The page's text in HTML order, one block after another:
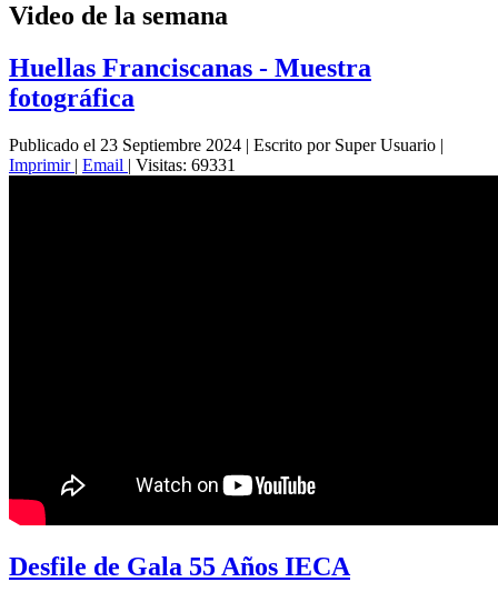
Video de la semana
Huellas Franciscanas - Muestra
fotográfica
Publicado el 23 Septiembre 2024 | Escrito por Super Usuario |
Imprimir | Email | Visitas: 69331
Desfile de Gala 55 Años IECA